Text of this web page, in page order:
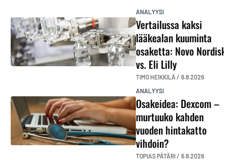
ANALYYSI
Vertailussa kaksi
lääkealan kuuminta
osaketta: Novo Nordisk
vs. Eli Lilly
TIMO HEIKKILÄ / 6.8.2026
ANALYYSI
Osakeidea: Dexcom –
murtuuko kahden
vuoden hintakatto
vihdoin?
TOPIAS PÄTÄRI / 6.8.2026